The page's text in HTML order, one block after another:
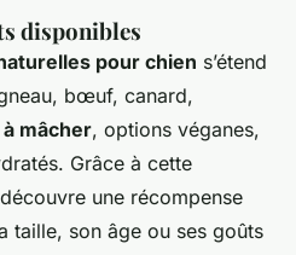
disponibles
pour chien s’étend
bœuf, canard,
mâcher, options véganes,
Grâce à cette
une récompense
taille, son âge ou ses goûts